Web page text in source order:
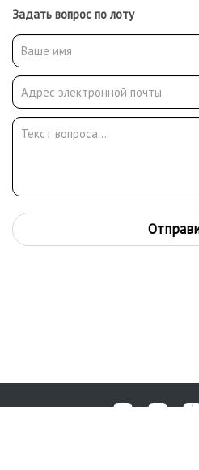
«Группа художников». Работал как
иллюстратор. После революции
профсоюз московских
рисования в школах
Задать вопрос по лоту